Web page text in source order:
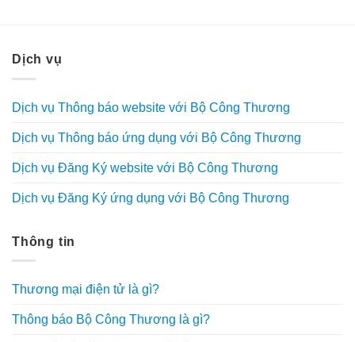
Dịch vụ
Dịch vụ Thông báo website với Bộ Công Thương
Dịch vụ Thông báo ứng dụng với Bộ Công Thương
Dịch vụ Đăng Ký website với Bộ Công Thương
Dịch vụ Đăng Ký ứng dụng với Bộ Công Thương
Thông tin
Thương mại điện tử là gì?
Thông báo Bộ Công Thương là gì?